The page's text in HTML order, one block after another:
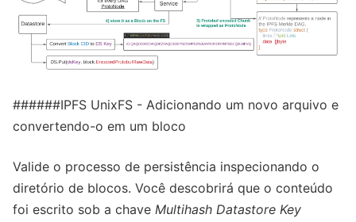
######IPFS UnixFS - Adicionando um novo arquivo e
convertendo-o em um bloco
Valide o processo de persistência inspecionando o
diretório de blocos. Você descobrirá que o conteúdo
foi escrito sob a chave Multihash Datastore Key